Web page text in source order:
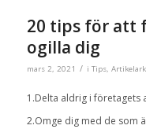
20 tips för att
ogilla dig
mars 2, 2021 / i Tips,
1.Delta aldrig i företagets
2.Omge dig med de som